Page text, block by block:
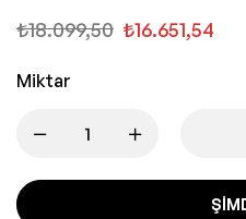
₺18.099,50 ₺16.651,54
Miktar